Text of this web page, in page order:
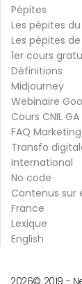
Pépites
Les pépites
Les pépites de
1er cours
Définitions
Midjourney
Webinaire
Cours CNIL GA
FAQ Marketing
Transfo
International
No code
Contenus sur
France
Lexique
English
© 2019 -
2026